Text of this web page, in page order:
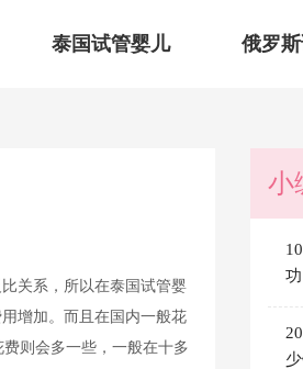
泰国试管婴儿 俄罗
关系，所以在泰国试管婴
增加。而且在国内一般花
则会多一些，一般在十多
小